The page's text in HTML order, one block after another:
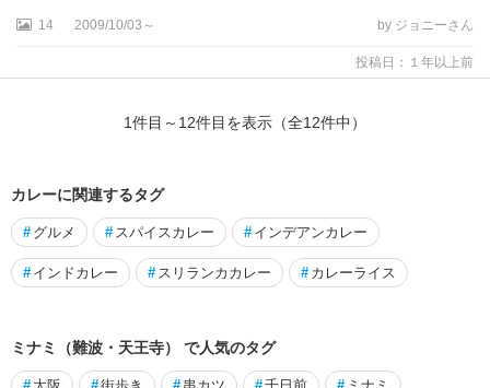
14 2009/10/03～ by ジョニーさん
投稿日：１年以上前
1件目～ 12件目を表示（全12件中）
カレーに関連するタグ
# グルメ # スパイスカレー # インデアンカレー
# インドカレー # スリランカカレー # カレーライス
ミナミ（難波・天王寺） で人気のタグ